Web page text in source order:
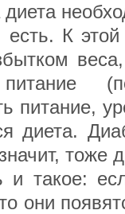
диета
К
питание
питание,
диета.
тоже
и такое:
они